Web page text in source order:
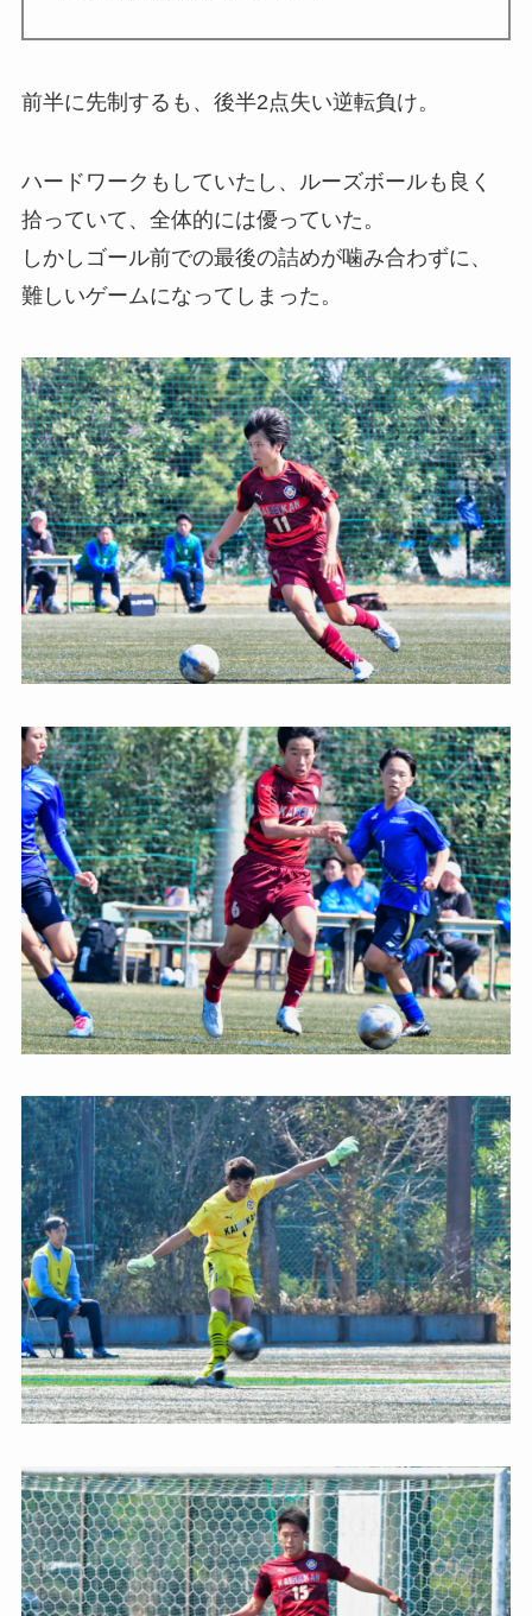
前半に先制するも、後半2点失い逆転負け。
ハードワークもしていたし、ルーズボールも良く
拾っていて、全体的には優っていた。
しかしゴール前での最後の詰めが噛み合わずに、
難しいゲームになってしまった。